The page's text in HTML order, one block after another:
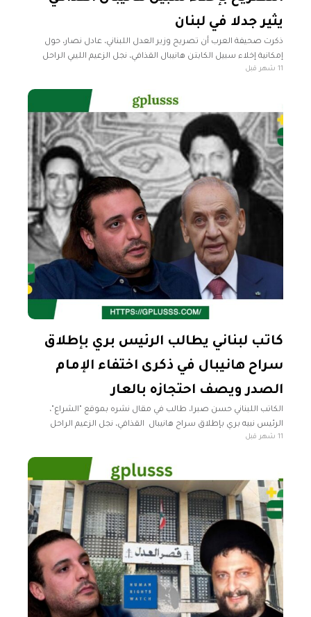
يثير جدلا في لبنان
ذكرت صحيفة العرب أن تصريح وزير العدل اللبناني، عادل نصار، حول
إمكانية إخلاء سبيل الكابتن هانيبال القذافي، نجل الزعيم الليبي الراحل
معمر القذافي، أثار موجة من الجدل السياسي والقانوني في
11 شهر قبل
كاتب لبناني يطالب الرئيس بري بإطلاق
سراح هانيبال في ذكرى اختفاء الإمام
الصدر ويصف احتجازه بالعار
الكاتب اللبناني حسن صبرا، طالب في مقال نشره بموقع "الشراع"،
الرئيس نبيه بري بإطلاق سراح هانيبال القذافي، نجل الزعيم الراحل
معمر القذافي، مؤكداً أن احتجازه يشكل "عاراً" على القضاء اللبناني
11 شهر قبل